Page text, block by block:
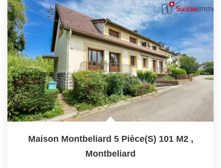
Découvrez Nos Biens En Location
Confiez-Nous La Recherche De Votre Location
FAIRE GÉRER
NOTRE GROUPE
Le Réseau Suisse Immo
Nos Agences
Nos Agents
Maison Montbeliard 5 Pièce(s) 101 M2 ,
Montbeliard